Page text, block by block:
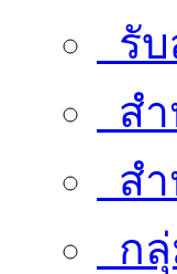
รั
ส
ส
ก